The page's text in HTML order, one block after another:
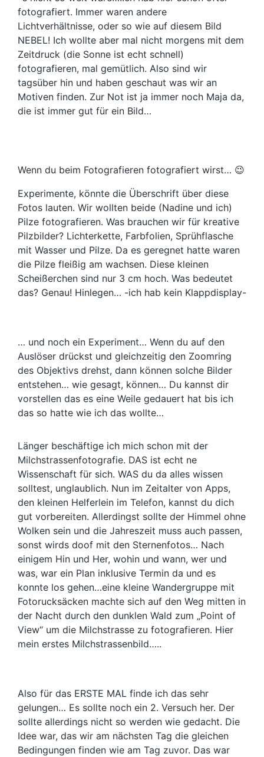
fotografiert. Immer waren andere
Lichtverhältnisse, oder so wie auf diesem Bild
NEBEL! Ich wollte aber mal nicht morgens mit dem
Zeitdruck (die Sonne ist echt schnell)
fotografieren, mal gemütlich. Also sind wir
tagsüber hin und haben geschaut was wir an
Motiven finden. Zur Not ist ja immer noch Maja da,
die ist immer gut für ein Bild…
Wenn du beim Fotografieren fotografiert wirst… 😉
Experimente, könnte die Überschrift über diese
Fotos lauten. Wir wollten beide (Nadine und ich)
Pilze fotografieren. Was brauchen wir für kreative
Pilzbilder? Lichterkette, Farbfolien, Sprühflasche
mit Wasser und Pilze. Da es geregnet hatte waren
die Pilze fleißig am wachsen. Diese kleinen
Scheißerchen sind nur 3 cm hoch. Was bedeutet
das? Genau! Hinlegen… -ich hab kein Klappdisplay-
… und noch ein Experiment… Wenn du auf den
Auslöser drückst und gleichzeitig den Zoomring
des Objektivs drehst, dann können solche Bilder
entstehen… wie gesagt, können… Du kannst dir
vorstellen das es eine Weile gedauert hat bis ich
das so hatte wie ich das wollte…
Länger beschäftige ich mich schon mit der
Milchstrassenfotografie. DAS ist echt ne
Wissenschaft für sich. WAS du da alles wissen
solltest, unglaublich. Nun im Zeitalter von Apps,
den kleinen Helferlein im Telefon, kannst du dich
gut vorbereiten. Allerdingst sollte der Himmel ohne
Wolken sein und die Jahreszeit muss auch passen,
sonst wirds doof mit den Sternenfotos… Nach
einigem Hin und Her, wohin und wann, wer und
was, war ein Plan inklusive Termin da und es
konnte los gehen…eine kleine Wandergruppe mit
Fotorucksäcken machte sich auf den Weg mitten in
der Nacht durch den dunklen Wald zum „Point of
View“ um die Milchstrasse zu fotografieren. Hier
mein erstes Milchstrassenbild…..
Also für das ERSTE MAL finde ich das sehr
gelungen… Es sollte noch ein 2. Versuch her. Der
sollte allerdings nicht so werden wie gedacht. Die
Idee war, das wir am nächsten Tag die gleichen
Bedingungen finden wie am Tag zuvor. Das war